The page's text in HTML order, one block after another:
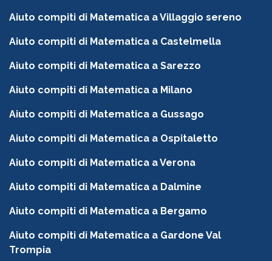
Aiuto compiti di Matematica a Villaggio sereno
Aiuto compiti di Matematica a Castelmella
Aiuto compiti di Matematica a Sarezzo
Aiuto compiti di Matematica a Milano
Aiuto compiti di Matematica a Gussago
Aiuto compiti di Matematica a Ospitaletto
Aiuto compiti di Matematica a Verona
Aiuto compiti di Matematica a Dalmine
Aiuto compiti di Matematica a Bergamo
Aiuto compiti di Matematica a Gardone Val
Trompia